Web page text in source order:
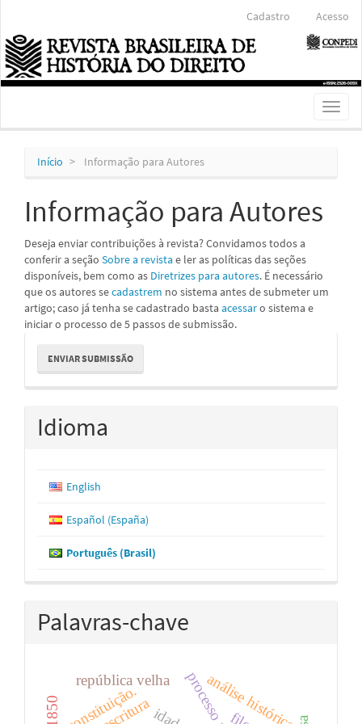
Conteúdo
principal
Barra
Lateral
Cadastro Acesso
Toggle
Início Informação para Autores
Informação para Autores
Deseja enviar contribuições à revista? Convidamos todos a
conferir a seção Sobre a revista e ler as políticas das seções
disponíveis, bem como as Diretrizes para autores. É necessário
que os autores secadastrem no sistema antes de submeter um
artigo; caso já tenha se cadastrado basta acessaro sistema e
iniciar o processo de 5 passos de submissão.
Enviar
Submissão
ENVIAR SUBMISSÃO
Idioma
English
Español (España)
Português (Brasil)
Palavras-chave
escritura análise histórica
constituição.
república velha